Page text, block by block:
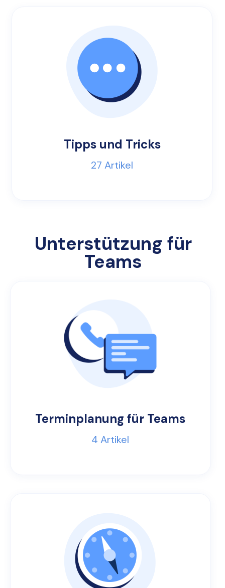
Tipps und Tricks
27 Artikel
Unterstützung für
Teams
Terminplanung für Teams
4 Artikel